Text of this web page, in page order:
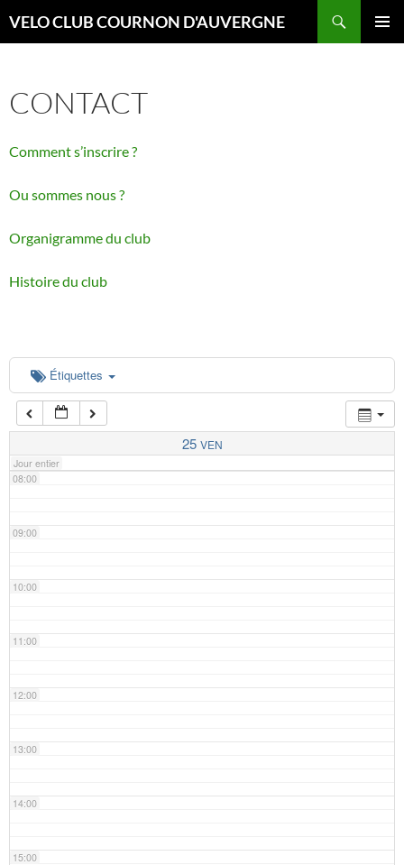
auVELO CLUB COURNON D'AUVERGNE
CONTACT
Comment s’inscrire ?
Ou sommes nous ?
Organigramme du club
Histoire du club
Étiquettes
25 VEN
Jour entier
00:00
01:00
02:00
06:00
07:00
08:00
09:00
10:00
11:00
12:00
13:00
14:00
15:00